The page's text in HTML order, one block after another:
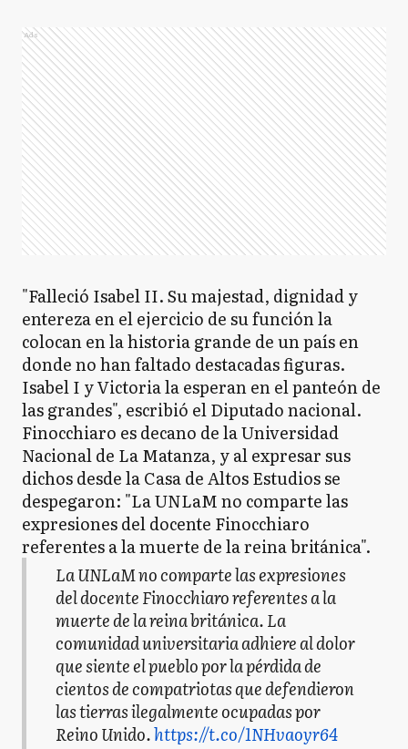
Ads
"Falleció Isabel II. Su majestad, dignidad y
entereza en el ejercicio de su función la
colocan en la historia grande de un país en
donde no han faltado destacadas figuras.
Isabel I y Victoria la esperan en el panteón de
las grandes", escribió el Diputado nacional.
Finocchiaro es decano de la Universidad
Nacional de La Matanza, y al expresar sus
dichos desde la Casa de Altos Estudios se
despegaron: "La UNLaM no comparte las
expresiones del docente Finocchiaro
referentes a la muerte de la reina británica".
La UNLaM no comparte las expresiones
del docente Finocchiaro referentes a la
muerte de la reina británica. La
comunidad universitaria adhiere al dolor
que siente el pueblo por la pérdida de
cientos de compatriotas que defendieron
las tierras ilegalmente ocupadas por
Reino Unido.https://t.co/1NHvaoyr64